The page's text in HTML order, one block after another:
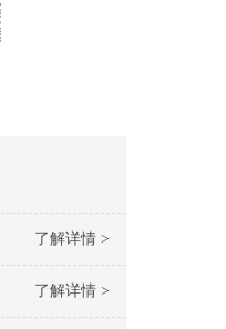
了解详情 >
了解详情 >